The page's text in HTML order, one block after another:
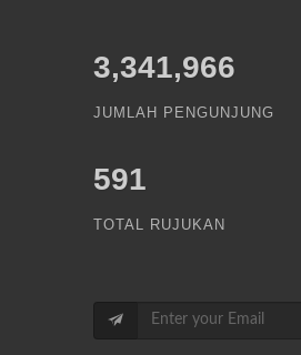
3,341,966
JUMLAH PENGUNJUNG
591
TOTAL RUJUKAN